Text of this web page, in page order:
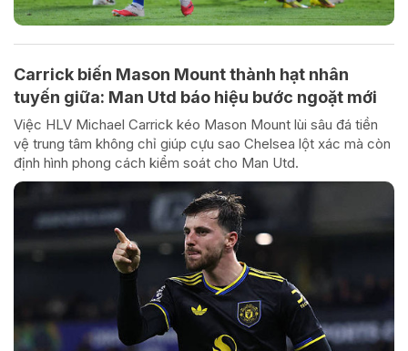
Carrick biến Mason Mount thành hạt nhân
tuyến giữa: Man Utd báo hiệu bước ngoặt mới
Việc HLV Michael Carrick kéo Mason Mount lùi sâu đá tiền
vệ trung tâm không chỉ giúp cựu sao Chelsea lột xác mà còn
định hình phong cách kiểm soát cho Man Utd.